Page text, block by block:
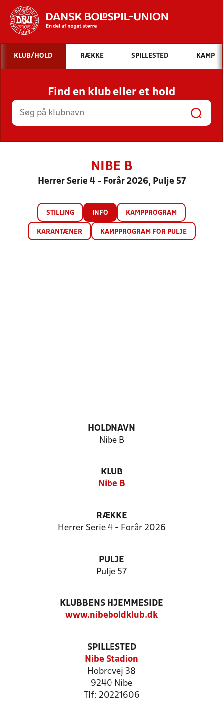
Hvad vil du søge efter?
INDHOLD OG NYHEDER
STILLINGER, RESULTATER, KLUBBER OG
HOLD
KLUB/HOLD RÆKKE SPILLESTED KAMP
Find en klub eller et hold
NIBE B
Herrer Serie 4 - Forår 2026, Pulje 57
STILLING INFO KAMPPROGRAM
KARANTÆNER KAMPPROGRAM FOR PULJE
HOLDNAVN
Nibe B
KLUB
Nibe B
RÆKKE
Herrer Serie 4 - Forår 2026
PULJE
Pulje 57
KLUBBENS HJEMMESIDE
www.nibeboldklub.dk
SPILLESTED
Nibe Stadion
Hobrovej 38
9240 Nibe
Tlf: 20221606